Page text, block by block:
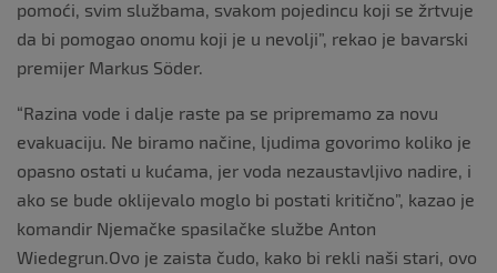
pomoći, svim službama, svakom pojedincu koji se žrtvuje
da bi pomogao onomu koji je u nevolji”, rekao je bavarski
premijer Markus Söder.
“Razina vode i dalje raste pa se pripremamo za novu
evakuaciju. Ne biramo načine, ljudima govorimo koliko je
opasno ostati u kućama, jer voda nezaustavljivo nadire, i
ako se bude oklijevalo moglo bi postati kritično”, kazao je
komandir Njemačke spasilačke službe Anton
Wiedegrun.Ovo je zaista čudo, kako bi rekli naši stari, ovo